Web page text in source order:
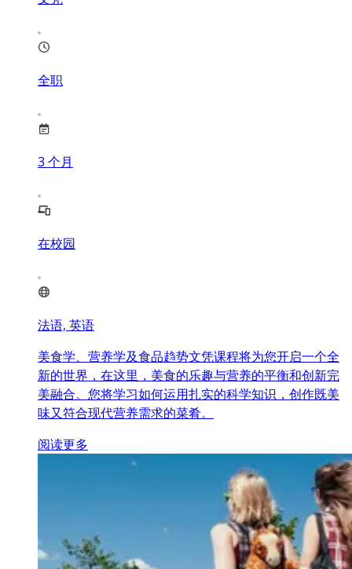
全职
3 个月
在校园
法语, 英语
美食学、营养学及食品趋势文凭课程将为您开启一个全
新的世界，在这里，美食的乐趣与营养的平衡和创新完
美融合。您将学习如何运用扎实的科学知识，创作既美
味又符合现代营养需求的菜肴。
阅读更多